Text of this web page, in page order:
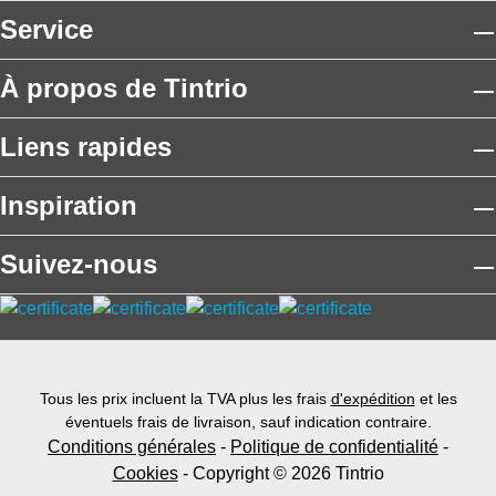
Service
À propos de Tintrio
Liens rapides
Inspiration
Suivez-nous
Tous les prix incluent la TVA plus les frais d'expédition et les
éventuels frais de livraison, sauf indication contraire.
Conditions générales - Politique de confidentialité -
Cookies- Copyright © 2026 Tintrio